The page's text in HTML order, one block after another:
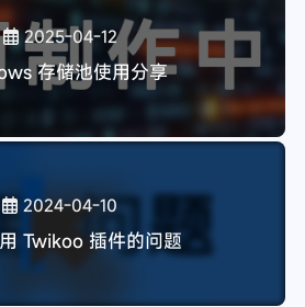
2025-04-12
存储池使用分享
2024-04-10
Twikoo 插件的问题